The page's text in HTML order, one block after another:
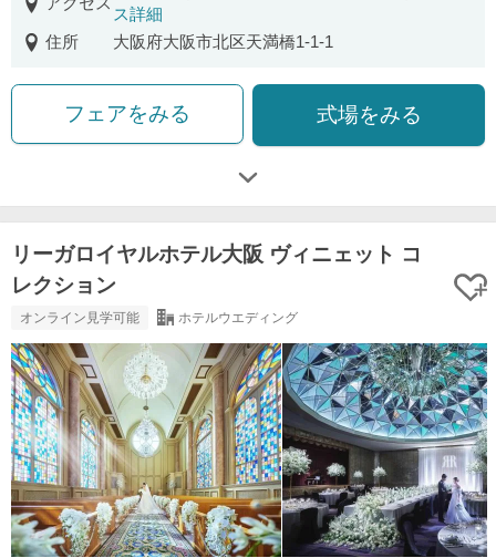
ス詳細
住所
大阪府大阪市北区天満橋1-1-1
フェアをみる 式場をみる
リーガロイヤルホテル大阪 ヴィニェット コ
レクション
オンライン見学可能 ホテルウエディング